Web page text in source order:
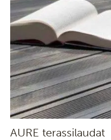
AURE terassilaudat